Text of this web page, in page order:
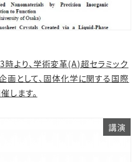
時より、学術変革(A)超セラミック
画として、固体化学に関する国際
します。
講演